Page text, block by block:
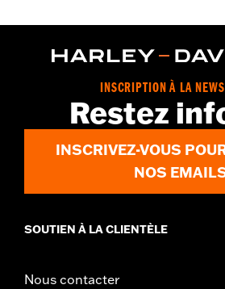
INSCRIPTION À LA
Restez
INSCRIVEZ-VOUS
NOS
SOUTIEN À LA CLIENTÈLE
Nous contacter